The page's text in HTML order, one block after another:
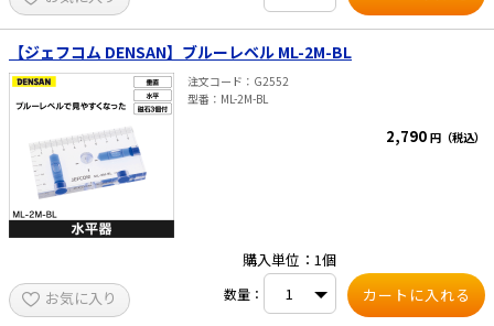
【ジェフコム DENSAN】ブルーレベル ML-2M-BL
注文コード
G2552
型番
ML-2M-BL
2,790 円（税込）
お気に入り
購入単位：1個
数量：